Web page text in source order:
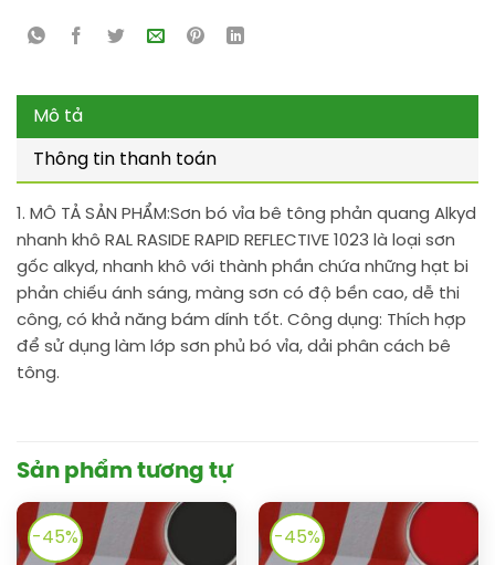
Mô tả
Thông tin thanh toán
1. MÔ TẢ SẢN PHẨM:Sơn bó vỉa bê tông phản quang Alkyd
nhanh khô RAL RASIDE RAPID REFLECTIVE 1023 là loại sơn
gốc alkyd, nhanh khô với thành phần chứa những hạt bi
phản chiếu ánh sáng, màng sơn có độ bền cao, dễ thi
công, có khả năng bám dính tốt. Công dụng: Thích hợp
để sử dụng làm lớp sơn phủ bó vỉa, dải phân cách bê
tông.
Sản phẩm tương tự
-45% -45%